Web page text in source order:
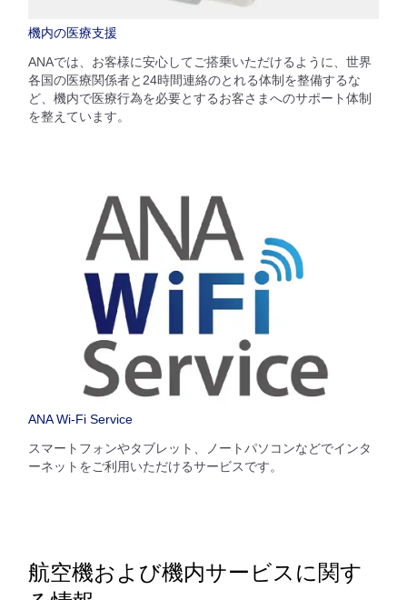
機内の医療支援
ANAでは、お客様に安心してご搭乗いただけるように、世界
各国の医療関係者と24時間連絡のとれる体制を整備するな
ど、機内で医療行為を必要とするお客さまへのサポート体制
を整えています。
ANA Wi-Fi Service
スマートフォンやタブレット、ノートパソコンなどでインタ
ーネットをご利用いただけるサービスです。
航空機および機内サービスに関す